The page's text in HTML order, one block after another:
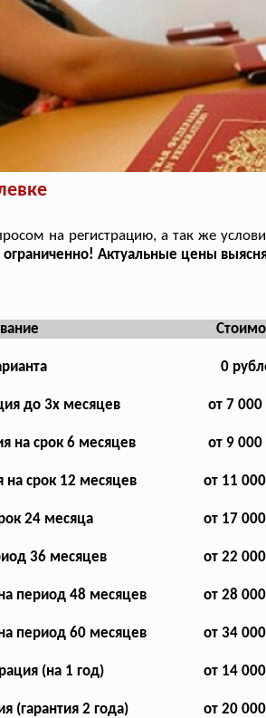
на регистрацию, а так же
Актуальные цены
0
до 3х месяцев от 7 000
на срок 6 месяцев от 9 000
на срок 12 месяцев от 11
24 месяца от 17
36 месяцев от 22
период 48 месяцев от 28
период 60 месяцев от 34
(на 1 год) от 14
(гарантия 2 года) от 20